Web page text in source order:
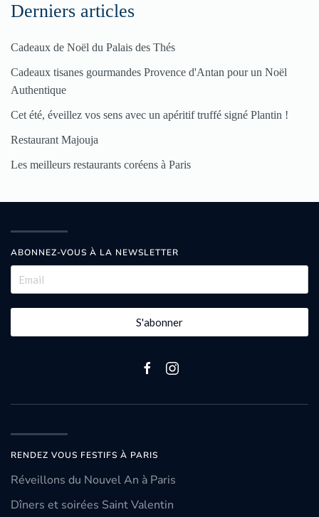
Derniers articles
Cadeaux de Noël du Palais des Thés
Cadeaux tisanes gourmandes Provence d'Antan pour un Noël
Authentique
Cet été, éveillez vos sens avec un apéritif truffé signé Plantin !
Restaurant Majouja
Les meilleurs restaurants coréens à Paris
ABONNEZ-VOUS À LA NEWSLETTER
S'abonner
RENDEZ VOUS FESTIFS À PARIS
Réveillons du Nouvel An à Paris
Dîners et soirées Saint Valentin